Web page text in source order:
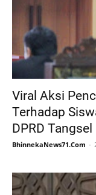
Viral Aksi
Terhadap
DPRD Tangsel
BhinnekaNews71.Com